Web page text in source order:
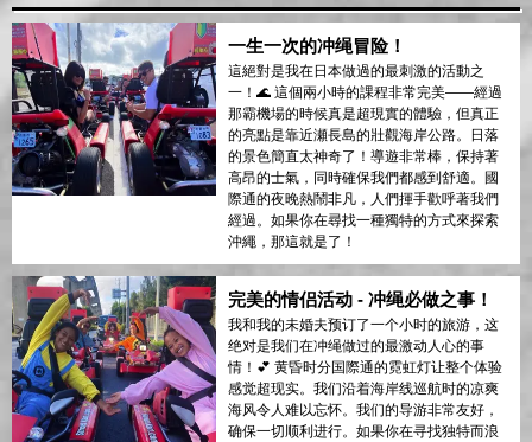
一生一次的冲绳冒险！
這絕對是我在日本做過的最刺激的活動之
一！🌊 這個兩小時的課程非常完美——經過
那霸機場的時候真是超現實的體驗，但真正
的亮點是靠近瀬長島的壯觀海岸公路。日落
的景色簡直太神奇了！導遊非常棒，保持著
高昂的士氣，同時確保我們都感到舒適。國
際通的夜晚熱鬧非凡，人們揮手歡呼著我們
經過。如果你在尋找一種獨特的方式來探索
沖繩，那這就是了！
完美的情侣活动 - 冲绳必做之事！
我和我的未婚夫预订了一个小时的旅游，这
绝对是我们在冲绳做过的最激动人心的事
情！💕 黄昏时分国際通的霓虹灯让整个体验
感觉超现实。我们沿着海岸线巡航时的凉爽
海风令人难以忘怀。我们的导游非常友好，
确保一切顺利进行。如果你在寻找独特而浪